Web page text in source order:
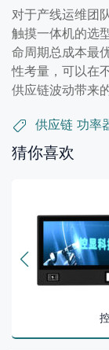
对于产线运维团
触摸一体机的选
命周期总成本最
性考量，可以在
供应链波动带来
供应链 功率
猜你喜欢